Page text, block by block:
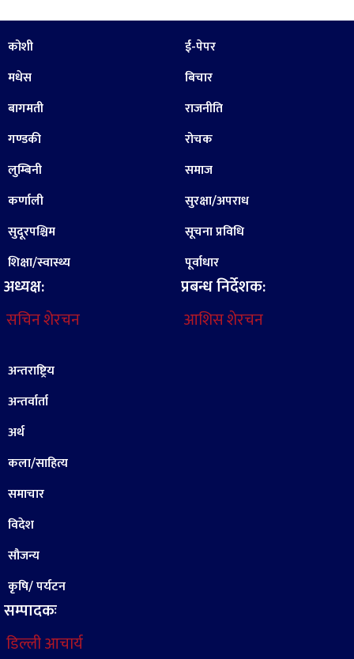
कोशी
मधेस
बागमती
गण्डकी
लुम्बिनी
कर्णाली
सुदूरपश्चिम
शिक्षा/स्वास्थ्य
अध्यक्ष:
सचिन शेरचन
ई-पेपर
बिचार
राजनीति
रोचक
समाज
सुरक्षा/अपराध
सूचना प्रविधि
पूर्वाधार
प्रबन्ध निर्देशक:
आशिस शेरचन
अन्तराष्ट्रिय
अन्तर्वार्ता
अर्थ
कला/साहित्य
समाचार
विदेश
सौजन्य
कृषि/ पर्यटन
सम्पादकः
डिल्ली आचार्य